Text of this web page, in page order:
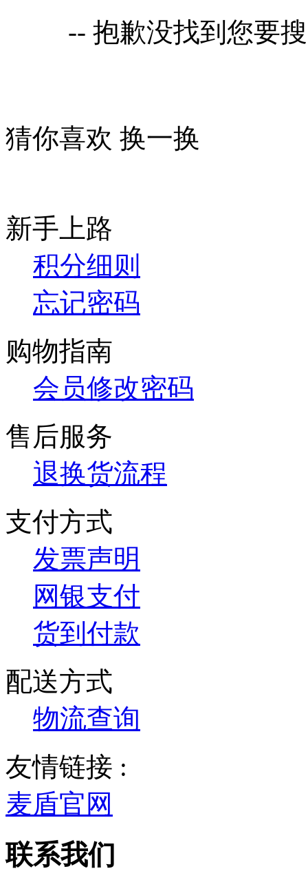
-- 抱歉没找到您要
猜你喜欢 换一换
新手上路
积分细则
忘记密码
购物指南
会员修改密码
售后服务
退换货流程
支付方式
发票声明
网银支付
货到付款
配送方式
物流查询
友情链接 :
麦盾官网
联系我们